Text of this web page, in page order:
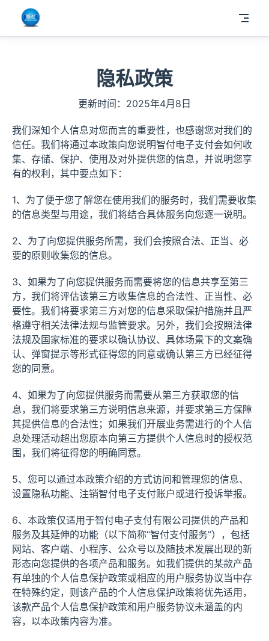
隐私政策
更新时间：2025年4月8日
我们深知个人信息对您而言的重要性，也感谢您对我们的
信任。我们将通过本政策向您说明智付电子支付会如何收
集、存储、保护、使用及对外提供您的信息，并说明您享
有的权利，其中要点如下：
1、为了便于您了解您在使用我们的服务时，我们需要收集
的信息类型与用途，我们将结合具体服务向您逐一说明。
2、为了向您提供服务所需，我们会按照合法、正当、必
要的原则收集您的信息。
3、如果为了向您提供服务而需要将您的信息共享至第三
方，我们将评估该第三方收集信息的合法性、正当性、必
要性。我们将要求第三方对您的信息采取保护措施并且严
格遵守相关法律法规与监管要求。另外，我们会按照法律
法规及国家标准的要求以确认协议、具体场景下的文案确
认、弹窗提示等形式征得您的同意或确认第三方已经征得
您的同意。
4、如果为了向您提供服务而需要从第三方获取您的信
息，我们将要求第三方说明信息来源，并要求第三方保障
其提供信息的合法性；如果我们开展业务需进行的个人信
息处理活动超出您原本向第三方提供个人信息时的授权范
围，我们将征得您的明确同意。
5、您可以通过本政策介绍的方式访问和管理您的信息、
设置隐私功能、注销智付电子支付账户或进行投诉举报。
6、本政策仅适用于智付电子支付有限公司提供的产品和
服务及其延伸的功能（以下简称“智付支付服务”），包括
网站、客户端、小程序、公众号以及随技术发展出现的新
形态向您提供的各项产品和服务。如我们提供的某款产品
有单独的个人信息保护政策或相应的用户服务协议当中存
在特殊约定，则该产品的个人信息保护政策将优先适用，
该款产品个人信息保护政策和用户服务协议未涵盖的内
容，以本政策内容为准。